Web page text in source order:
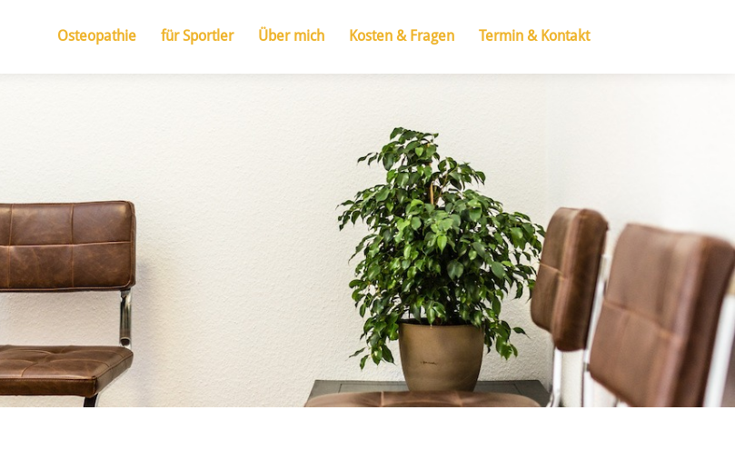
Osteopathie für Sportler Über mich Kosten & Fragen Termin & Kontakt